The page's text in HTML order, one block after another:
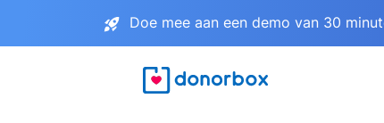
Doe mee aan een demo van 30